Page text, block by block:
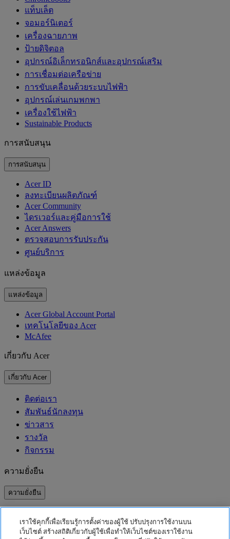
แท็บเล็ต
จอมอร์นิเตอร์
เครื่องฉายภาพ
ป้ายดิจิตอล
อุปกรณ์อิเล็กทรอนิกส์และอุปกรณ์เสริม
การเชื่อมต่อเครือข่าย
การขับเคลื่อนด้วยระบบไฟฟ้า
อุปกรณ์เล่นเกมพกพา
เครื่องใช้ไฟฟ้า
‌Sustainable Products
การสนับสนุน
การสนับสนุน
Acer ID
ลงทะเบียนผลิตภัณฑ์
Acer Community
ไดรเวอร์และคู่มือการใช้
Acer Answers
ตรวจสอบการรับประกัน
ศูนย์บริการ
แหล่งข้อมูล
แหล่งข้อมูล
Acer Global Account Portal
เทคโนโลยีของ Acer
McAfee
เกี่ยวกับ Acer
เกี่ยวกับ Acer
ติดต่อเรา
สัมพันธ์นักลงทุน
ข่าวสาร
รางวัล
กิจกรรม
ความยั่งยืน
ความยั่งยืน
คาร์บอนฟุตพริ้นท์ของผลิตภัณฑ์
เราใช้คุกกี้เพื่อเรียนรู้การตั้งค่าของผู้ใช้ ปรับปรุงการใช้งานบน
เว็บไซต์ สร้างสถิติเกี่ยวกับผู้ใช้เพื่อทำให้เว็บไซต์ของเราใช้งาน